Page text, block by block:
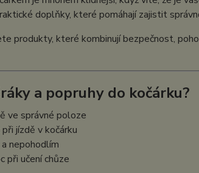
doplňky, které pomáhají zajistit
produkty, které kombinují bezpečnost,
a popruhy do kočárku?
ve správné poloze
jízdě v kočárku
nepohodlím
při učení chůze